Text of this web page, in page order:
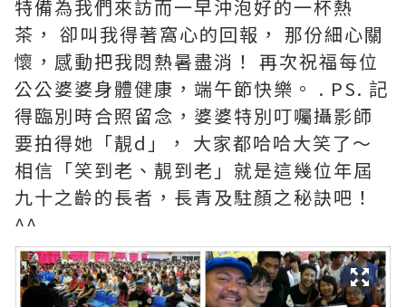
特備為我們來訪而一早沖泡好的一杯熱
茶， 卻叫我得著窩心的回報， 那份細心關
懷，感動把我悶熱暑盡消！ 再次祝福每位
公公婆婆身體健康，端午節快樂。 . PS. 記
得臨別時合照留念，婆婆特別叮囑攝影師
要拍得她「靚d」， 大家都哈哈大笑了〜
相信「笑到老、靚到老」就是這幾位年屆
九十之齡的長者，長青及駐顏之秘訣吧！
^^